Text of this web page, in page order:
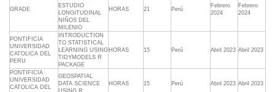
GRADE
ESTUDIO
LONGITUDINAL
NIÑOS DEL
MILENIO
HORAS 21 Perú
Febrero
2024
Febrero
2024
PONTIFICIA
UNIVERSIDAD
CATOLICA DEL
PERU
INTRODUCTION
TO STATISTICAL
LEARNING USING
TIDYMODELS R
PACKAGE
HORAS 15 Perú Abril 2023 Abril 2023
PONTIFICIA
UNIVERSIDAD
CATOLICA DEL
GEOSPATIAL
DATA SCIENCE
USING R
HORAS 15 Perú Abril 2023 Abril 2023